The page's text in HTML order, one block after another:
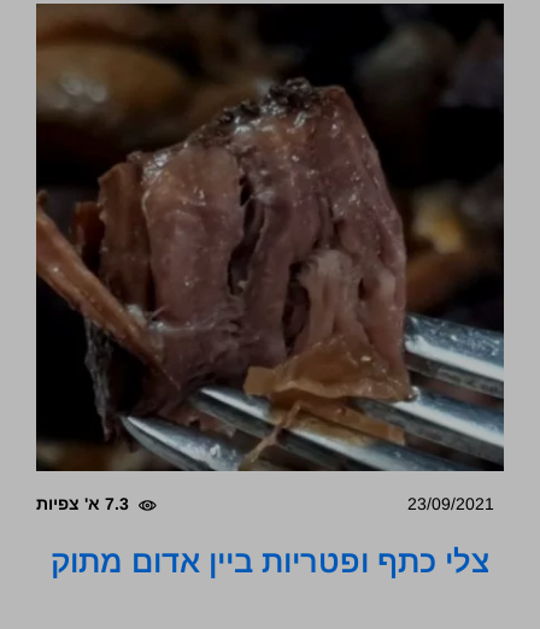
23/09/2021 7.3 א' צפיות
צלי כתף ופטריות ביין אדום מתוק